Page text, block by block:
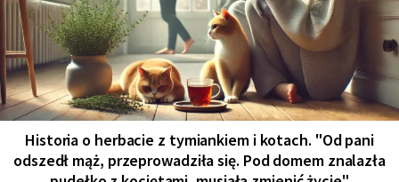
Historia o herbacie z tymiankiem i kotach. "Od pani
odszedł mąż, przeprowadziła się. Pod domem znalazła